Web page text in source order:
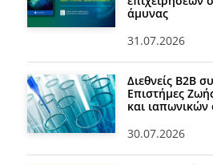
άμυνας
31.07.2026
Διεθνείς Β2Β
Επιστήμες
και
30.07.2026